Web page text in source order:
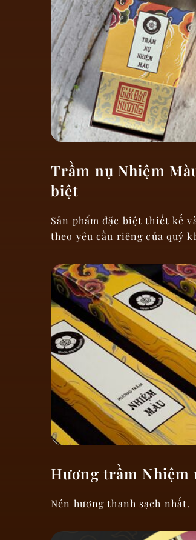
Trầm nụ Nhiệm
biệt
Sản phẩm đặc biệt thiết kế
theo yêu cầu riêng của quý
Hương trầm Nhiệm
Nén hương thanh sạch nhất.